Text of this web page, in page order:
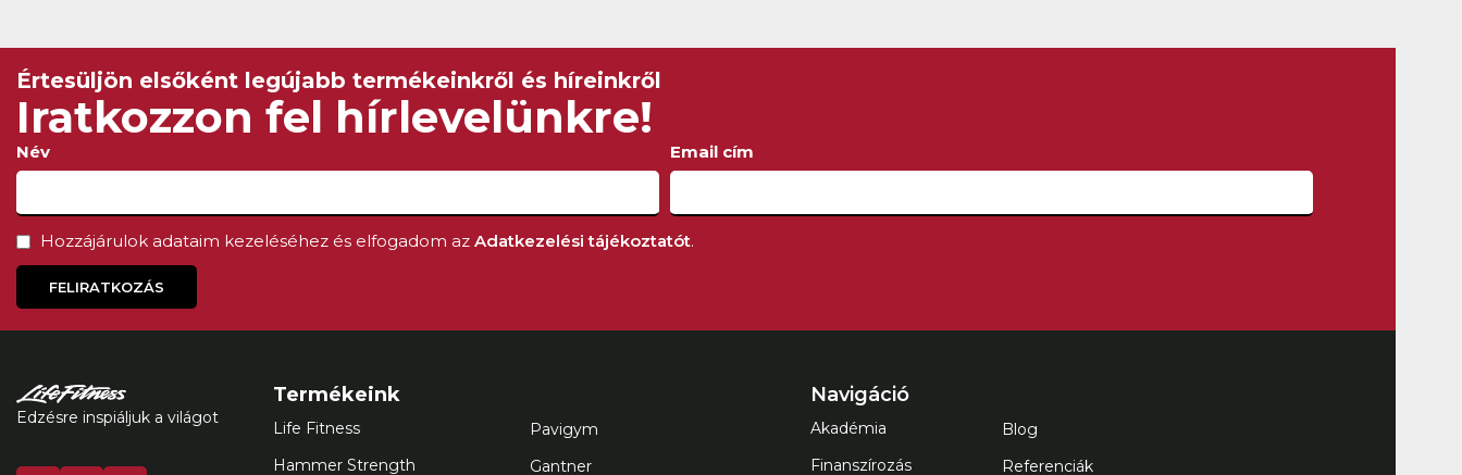
Értesüljön elsőként legújabb termékeinkről és híreinkről
Iratkozzon fel hírlevelünkre!
Név Email cím
Hozzájárulok adataim kezeléséhez és elfogadom az Adatkezelési tájékoztatót.
FELIRATKOZÁS
Edzésre inspiáljuk a világot
Termékeink
Life Fitness
Hammer Strength
Pavigym
Gantner
Navigáció
Akadémia
Finanszírozás
Blog
Referenciák